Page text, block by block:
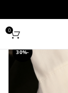
0
-30%